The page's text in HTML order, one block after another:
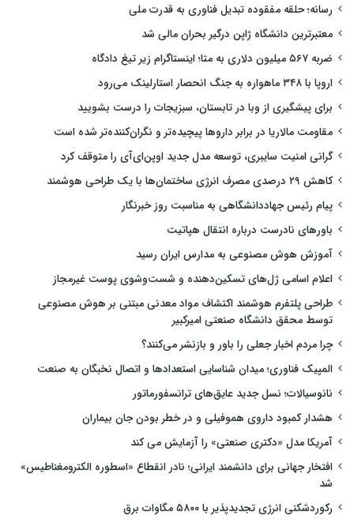
رسانه؛ حلقه مفقوده تبدیل فناوری به قدرت ملی
معتبرترین دانشگاه ژاپن درگیر بحران مالی شد
ضربه ۵۶۷ میلیون دلاری به متا؛ اینستاگرام زیر تیغ دادگاه
اروپا با ۳۴۸ ماهواره به جنگ انحصار استارلینک می‌رود
برای پیشگیری از وبا در تابستان، سبزیجات را درست بشویید
مقاومت مالاریا در برابر داروها پیچیده‌تر و نگران‌کننده‌تر شده است
گرانی امنیت سایبری، توسعه مدل جدید اوپن‌ای‌آی را متوقف کرد
کاهش ۲۹ درصدی مصرف انرژی ساختمان‌ها با یک طراحی هوشمند
پیام رئیس جهاددانشگاهی به مناسبت روز خبرنگار
باورهای نادرست درباره انتقال هپاتیت
آموزش هوش مصنوعی به مدارس ایران رسید
اعلام اسامی ژل‌های تسکین‌دهنده و شست‌وشوی پوست غیرمجاز
طراحی پلتفرم هوشمند اکتشاف مواد معدنی مبتنی بر هوش مصنوعی
توسط محقق دانشگاه صنعتی امیرکبیر
چرا مردم اخبار جعلی را باور و بازنشر می‌کنند؟
المپیک فناوری؛ میدان شناسایی استعدادها و اتصال نخبگان به صنعت
نانوسیالات؛ نسل جدید عایق‌های ترانسفورماتور
هشدار کمبود داروی هموفیلی و در خطر بودن جان بیماران
آمریکا مدل «دکتری صنعتی» را آزمایش می کند
افتخار جهانی برای دانشمند ایرانی؛ نادر انقطاع «اسطوره الکترومغناطیس»
شد
رکوردشکنی انرژی تجدیدپذیر با ۵۸۰۰ مگاوات برق